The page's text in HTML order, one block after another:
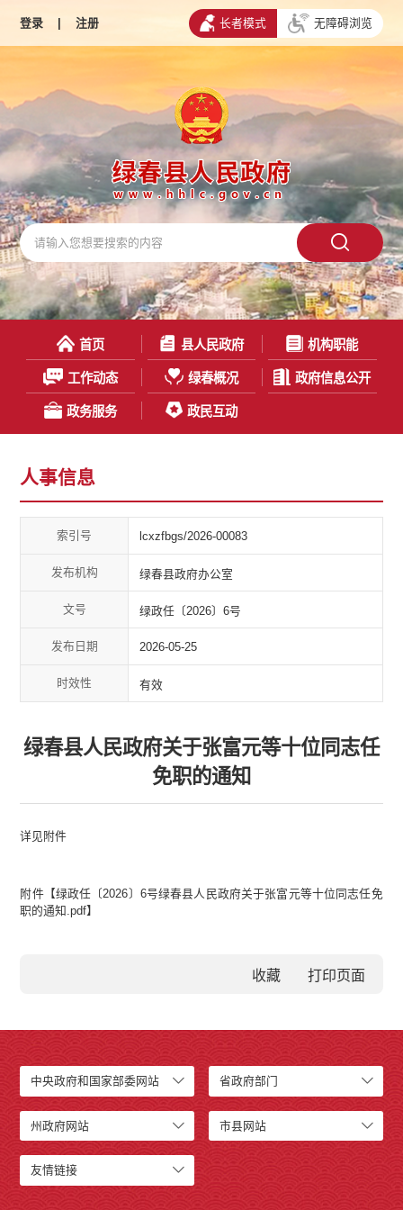
登录 | 注册 长者模式 无障碍浏览
首页 县人民政府 机构职能
工作动态 绿春概况 政府信息公开
政务服务 政民互动
人事信息
索引号 lcxzfbgs/2026-00083
发布机构 绿春县政府办公室
文号 绿政任〔2026〕6号
发布日期 2026-05-25
时效性 有效
绿春县人民政府关于张富元等十位同志任
免职的通知
详见附件
附件【绿政任〔2026〕6号绿春县人民政府关于张富元等十位同志任免
职的通知.pdf】
收藏
中央政府和国家部委网站 省政府部门
州政府网站 市县网站
友情链接